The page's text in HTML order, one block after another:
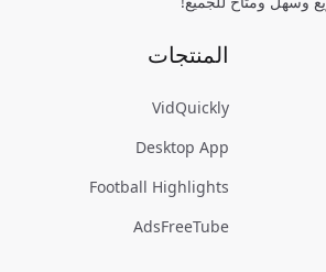
المنتجات
VidQuickly
Desktop App
Football Highlights
AdsFreeTube